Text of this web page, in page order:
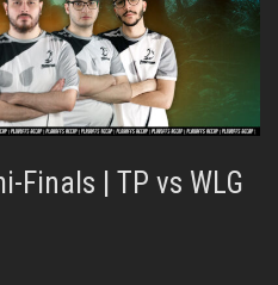
Finals | TP vs WLG